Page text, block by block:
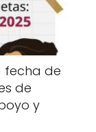
fecha de
de
y